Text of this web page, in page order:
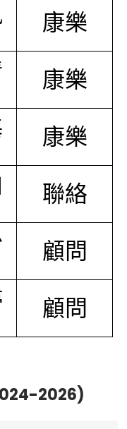
康樂
康樂
康樂
聯絡
顧問
顧問
2026)